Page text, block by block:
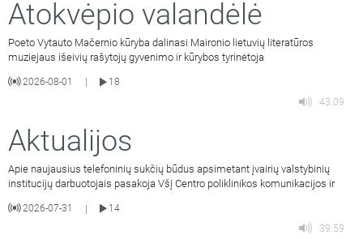
Atokvėpio valandėlė
Poeto Vytauto Mačernio kūryba dalinasi Maironio lietuvių literatūros
muziejaus išeivių rašytojų gyvenimo ir kūrybos tyrinėtoja
2026-08-01
18
43:09
Aktualijos
Apie naujausius telefoninių sukčių būdus apsimetant įvairių valstybinių
institucijų darbuotojais pasakoja VšĮ Centro poliklinikos komunikacijos ir
2026-07-31 |
14
39:59